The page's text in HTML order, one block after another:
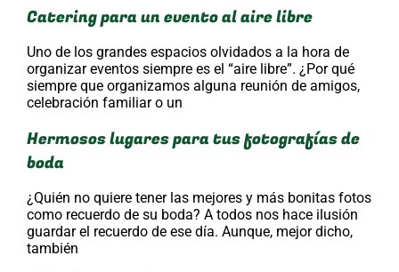
Catering para un evento al aire libre
Uno de los grandes espacios olvidados a la hora de
organizar eventos siempre es el “aire libre”. ¿Por qué
siempre que organizamos alguna reunión de amigos,
celebración familiar o un
Hermosos lugares para tus fotografías de
boda
¿Quién no quiere tener las mejores y más bonitas fotos
como recuerdo de su boda? A todos nos hace ilusión
guardar el recuerdo de ese día. Aunque, mejor dicho,
también